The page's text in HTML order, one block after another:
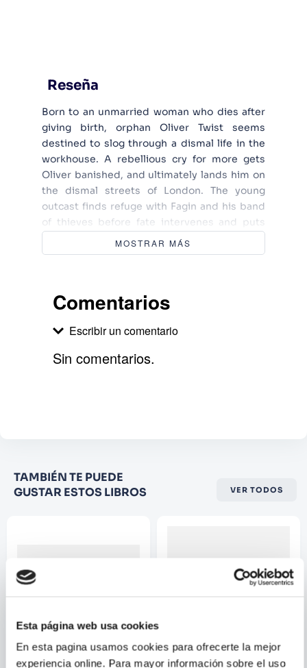
Esta página web usa cookies
En esta pagina usamos cookies para ofrecerte la mejor
experiencia online. Para mayor información sobre el uso
Reseña
Born to an unmarried woman who dies after
giving birth, orphan Oliver Twist seems
destined to slog through a dismal life in the
workhouse. A rebellious cry for more gets
Oliver banished, and ultimately lands him on
the dismal streets of London. The young
outcast finds refuge with Fagin and his band
of thieves before fate intervenes and puts
Oliver in the hands of a kindly benefactor. It is
likely that Dickens's own early youth as a child
subject of countless film and television
MOSTRAR MÁS
Comentarios
Escribir un comentario
Califique el producto de 1 a 5
estrellas
Sin comentarios.
TAMBIÉN TE PUEDE
GUSTAR ESTOS LIBROS
VER TODOS